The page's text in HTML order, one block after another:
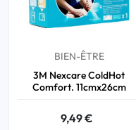
BIEN-ÊTRE
3M Nexcare ColdHot
Comfort. 11cmx26cm
9,49 €